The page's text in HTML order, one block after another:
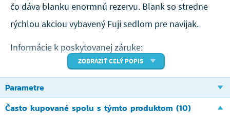
čo dáva blanku enormnú rezervu. Blankso stredne
rýchlou akciou vybavený Fujisedlom pre navijak.
Informácie k poskytovanej záruke:
Tropic Fishing ako predajca poskytuje na celý výrobok
zákonnú záruku v dĺžke trvania 24 mesiacov.
Značka Sportex Germany poskytuje nadštandardnú
ZOBRAZIŤ CELÝ POPIS
Parametre
Často kupované spolu s týmto produktom (10)